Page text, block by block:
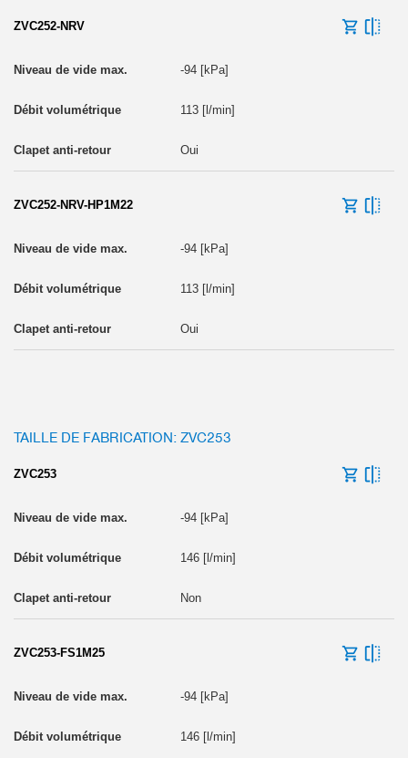
ZVC252-NRV
-94 [kPa]
113 [l/min]
Oui
ZVC252-NRV-HP1M22
-94 [kPa]
113 [l/min]
Oui
TAILLE DE FABRICATION: ZVC253
ZVC253
-94 [kPa]
146 [l/min]
Non
ZVC253-FS1M25
-94 [kPa]
146 [l/min]